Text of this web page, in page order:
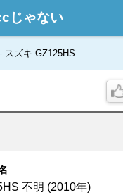
じゃない
スズキ GZ125HS
不明 (2010年)